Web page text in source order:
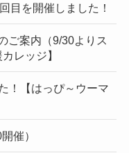
目を開催しました！
ご案内（9/30よりス
レッジ】
！【はっぴ～ウーマ
催）